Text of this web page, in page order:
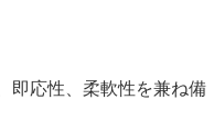
即応性、柔軟性を兼ね備